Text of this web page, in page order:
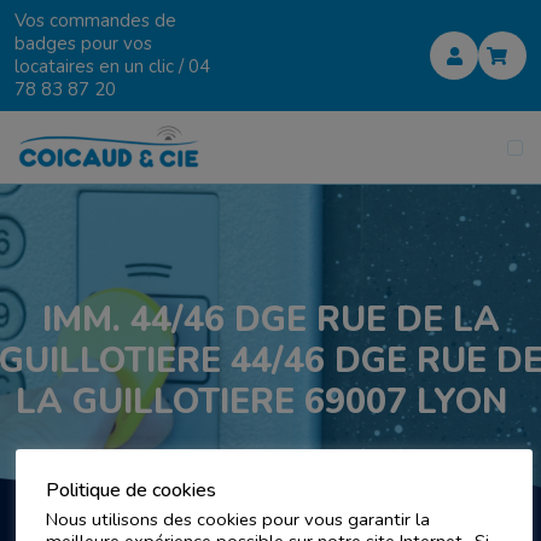
Vos commandes de
badges pour vos
locataires en un clic /04
78 83 87 20
IMM. 44/46 DGE RUE DE LA
44/46 DGE RUE
LA GUILLOTIERE 69007 LYON
Politique de cookies
Nous utilisons des cookies pour vous garantir la